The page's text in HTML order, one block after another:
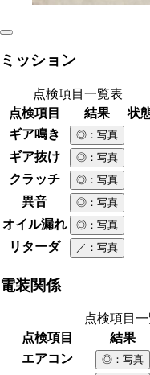
ミッション
点検項目一覧表
点検項目
結果
状
ギア鳴き
◎ ：写真
ギア抜け ◎ ：写真
クラッチ ◎ ：写真
異音 ◎ ：写真
オイル漏れ ◎ ：写真
リターダ ／ ：写真
電装関係
点検項目
点検項目
結果
エアコン
◎ ：写真